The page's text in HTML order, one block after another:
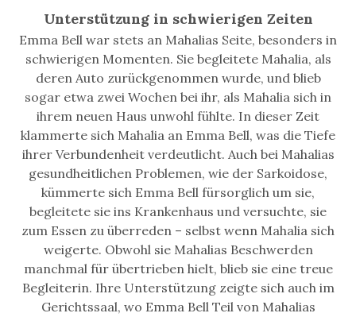
Unterstützung in schwierigen Zeiten
Emma Bell war stets an Mahalias Seite, besonders in
schwierigen Momenten. Sie begleitete Mahalia, als
deren Auto zurückgenommen wurde, und blieb
sogar etwa zwei Wochen bei ihr, als Mahalia sich in
ihrem neuen Haus unwohl fühlte. In dieser Zeit
klammerte sich Mahalia an Emma Bell, was die Tiefe
ihrer Verbundenheit verdeutlicht. Auch bei Mahalias
gesundheitlichen Problemen, wie der Sarkoidose,
kümmerte sich Emma Bell fürsorglich um sie,
begleitete sie ins Krankenhaus und versuchte, sie
zum Essen zu überreden – selbst wenn Mahalia sich
weigerte. Obwohl sie Mahalias Beschwerden
manchmal für übertrieben hielt, blieb sie eine treue
Begleiterin. Ihre Unterstützung zeigte sich auch im
Gerichtssaal, wo Emma Bell Teil von Mahalias